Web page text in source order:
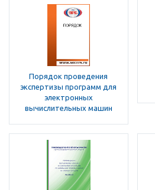
Порядок проведения
экспертизы программ для
электронных
вычислительных машин